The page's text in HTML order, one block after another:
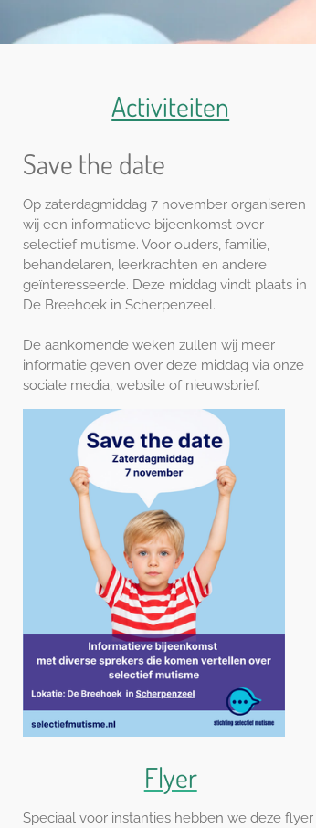
Activiteiten
Save the date
Op zaterdagmiddag 7 november organiseren
wij een informatieve bijeenkomst over
selectief mutisme. Voor ouders, familie,
behandelaren, leerkrachten en andere
geïnteresseerde. Deze middag vindt plaats in
De Breehoek in Scherpenzeel.
De aankomende weken zullen wij meer
informatie geven over deze middag via onze
sociale media, website of nieuwsbrief.
Flyer
Speciaal voor instanties hebben we deze flyer